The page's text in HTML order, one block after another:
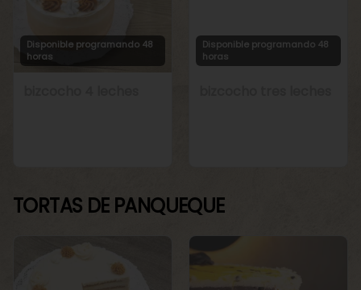
Disponible programando 48
horas
Disponible programando 48
horas
TORTAS DE PANQUEQUE